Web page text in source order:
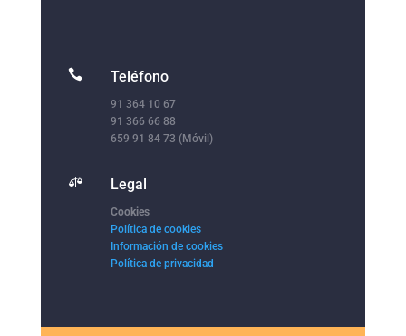
 Teléfono
91 364 10 67
91 366 66 88
659 91 84 73 (Móvil)
 Legal
Cookies
Política de cookies
Información de cookies
Política de privacidad